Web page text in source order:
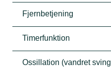
Fjernbetjening
Timerfunktion
Ossillation (vandret